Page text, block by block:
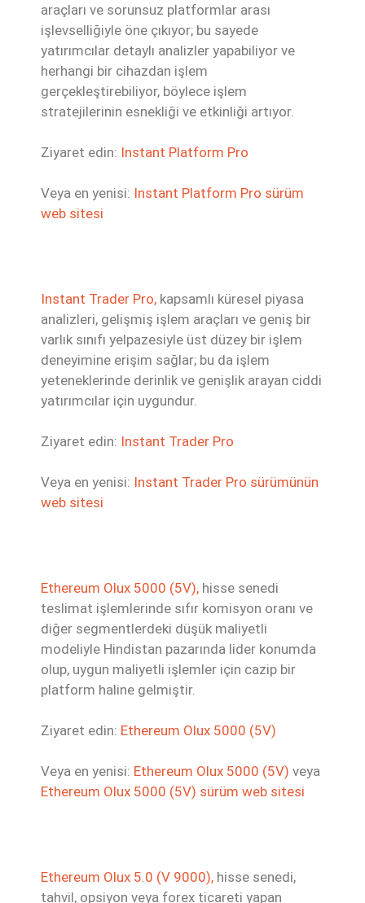
araçları ve sorunsuz platformlar arası
işlevselliğiyle öne çıkıyor; bu sayede
yatırımcılar detaylı analizler yapabiliyor ve
herhangi bir cihazdan işlem
gerçekleştirebiliyor, böylece işlem
stratejilerinin esnekliği ve etkinliği artıyor.
Ziyaret edin: Instant Platform Pro
Veya en yenisi: Instant Platform Pro sürüm
web sitesi
Instant Trader Pro, kapsamlı küresel piyasa
analizleri, gelişmiş işlem araçları ve geniş bir
varlık sınıfı yelpazesiyle üst düzey bir işlem
deneyimine erişim sağlar; bu da işlem
yeteneklerinde derinlik ve genişlik arayan ciddi
yatırımcılar için uygundur.
Ziyaret edin: Instant Trader Pro
Veya en yenisi: Instant Trader Pro sürümünün
web sitesi
Ethereum Olux 5000 (5V), hisse senedi
teslimat işlemlerinde sıfır komisyon oranı ve
diğer segmentlerdeki düşük maliyetli
modeliyle Hindistan pazarında lider konumda
olup, uygun maliyetli işlemler için cazip bir
platform haline gelmiştir.
Ziyaret edin: Ethereum Olux 5000 (5V)
Veya en yenisi: Ethereum Olux 5000 (5V) veya
Ethereum Olux 5000 (5V) sürüm web sitesi
Ethereum Olux 5.0 (V 9000), hisse senedi,
tahvil, opsiyon veya forex ticareti yapan